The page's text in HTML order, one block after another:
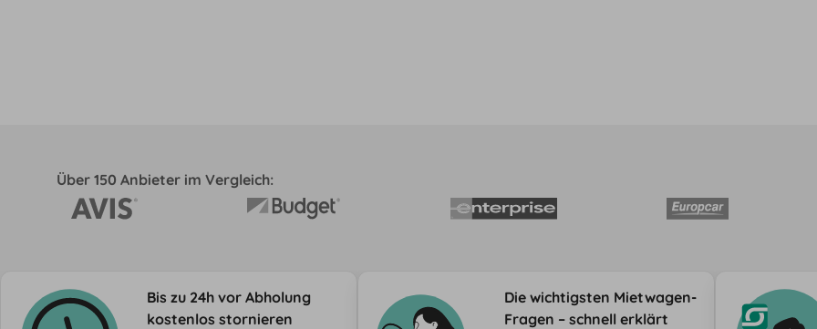
Über 150 Anbieter im Vergleich:
Bis zu 24h vor Abholung
kostenlos stornieren
Die wichtigsten Mietwagen-
Fragen – schnell erklärt